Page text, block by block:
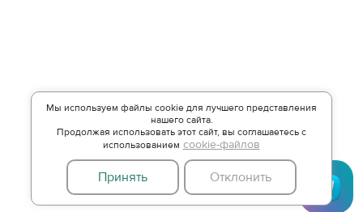
Мы используем файлы cookie для лучшего представления
нашего сайта.
Продолжая использовать этот сайт, вы соглашаетесь с
использованием cookie-файлов
Отклонить
Принять